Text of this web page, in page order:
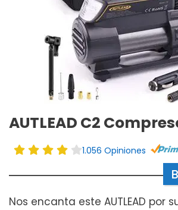
AUTLEAD C2
1.056 Opiniones
Nos encanta este AUTLEAD por